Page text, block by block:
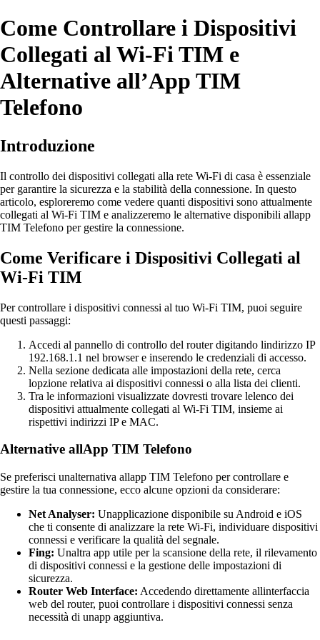
Come Controllare i Dispositivi
Collegati al Wi-Fi TIM e
Alternative all’App TIM
Telefono
Introduzione
Il controllo dei dispositivi collegati alla rete Wi-Fi di casa è essenziale
per garantire la sicurezza e la stabilità della connessione. In questo
articolo, esploreremo come vedere quanti dispositivi sono attualmente
collegati al Wi-Fi TIM e analizzeremo le alternative disponibili allapp
TIM Telefono per gestire la connessione.
Come Verificare i Dispositivi Collegati al
Wi-Fi TIM
Per controllare i dispositivi connessi al tuo Wi-Fi TIM, puoi seguire
questi passaggi:
Accedi al pannello di controllo del router digitando lindirizzo IP
192.168.1.1 nel browser e inserendo le credenziali di accesso.
Nella sezione dedicata alle impostazioni della rete, cerca
lopzione relativa ai dispositivi connessi o alla lista dei clienti.
Tra le informazioni visualizzate dovresti trovare lelenco dei
dispositivi attualmente collegati al Wi-Fi TIM, insieme ai
rispettivi indirizzi IP e MAC.
Alternative allApp TIM Telefono
Se preferisci unalternativa allapp TIM Telefono per controllare e
gestire la tua connessione, ecco alcune opzioni da considerare:
Net Analyser: Unapplicazione disponibile su Android e iOS
che ti consente di analizzare la rete Wi-Fi, individuare dispositivi
connessi e verificare la qualità del segnale.
Fing: Unaltra app utile per la scansione della rete, il rilevamento
di dispositivi connessi e la gestione delle impostazioni di
sicurezza.
Router Web Interface: Accedendo direttamente allinterfaccia
web del router, puoi controllare i dispositivi connessi senza
necessità di unapp aggiuntiva.